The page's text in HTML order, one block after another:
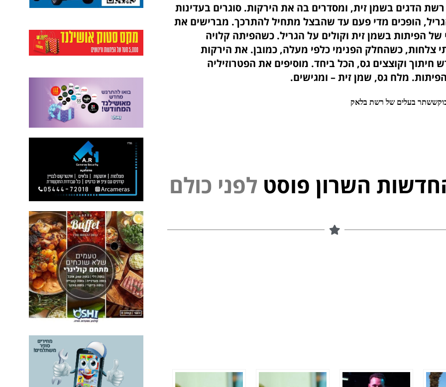
הדגים בשמן זית, ומסדרים בה את הירקות. סוגרים בעדינות
הופכים מדי פעם עד שהבצל מתחיל להתרכך. מברישים את
הפיתות בשמן זית וקולים על הגריל. כשהפיתה קלויה
צלחות, כשהחלק הפנימי כלפי מעלה, כמובן. את הירקות
חיתוך וקוצצים גס, הכל ביחד. מוסיפים את הפטרוזיליה
מלח גס, שמן זית – ומגישים.
בעלים של רשת בלאק
השרון פוסט ל פני כולם